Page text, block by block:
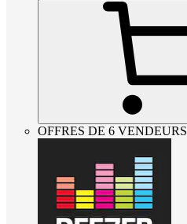
OFFRES DE 6 VENDEURS